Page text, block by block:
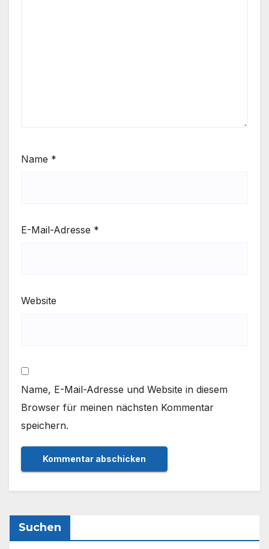
Name *
E-Mail-Adresse *
Website
Name, E-Mail-Adresse und Website in diesem
Browser für meinen nächsten Kommentar
speichern.
Suchen